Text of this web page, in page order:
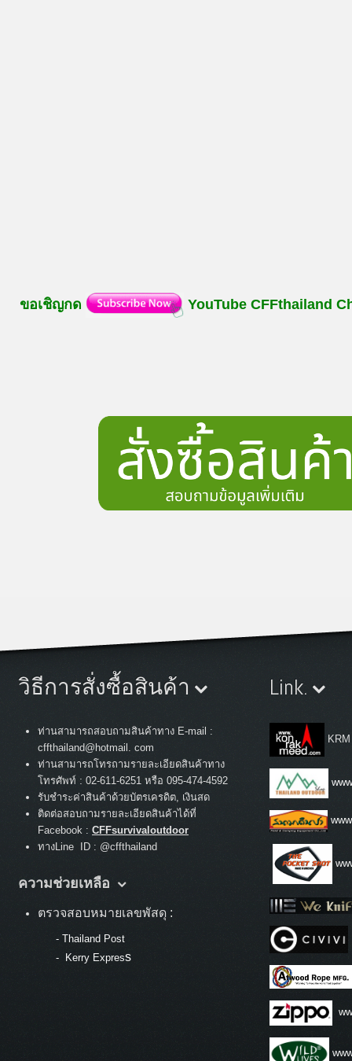
ขอเชิญกด YouTube CFFthailand
วิธีการสั่งซื้อสินค้า
ท่านสามารถสอบถามสินค้าทาง E-mail :
cffthailand@hotmail. com
ท่านสามารถโทรถามรายละเอียดสินค้าทาง
โทรศัพท์ : 02-611-6251 หรือ 095-474-4592
รับชำระค่าสินค้าด้วยบัตรเครดิต, เงินสด
ติดต่อสอบถามรายละเอียดสินค้าได้ที่
Facebook : CFFsurvivaloutdoor
ทางLine ID : @cffthailand
ความช่วยเหลือ
ตรวจสอบหมายเลขพัสดุ :
- Thailand Post
-
Kerry Express
Link.
KRM